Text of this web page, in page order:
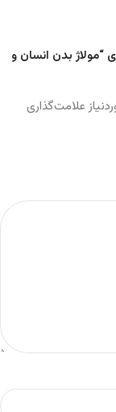
“مولاژ بدن انسان و
علامت‌گذاری